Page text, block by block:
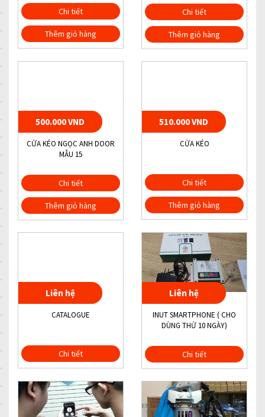
Chi tiết
Thêm giỏ hàng
Chi tiết
Thêm giỏ hàng
500.000 VND
CỬA KÉO NGỌC ANH DOOR
MẪU 15
Chi tiết
Thêm giỏ hàng
510.000 VND
CỬA KÉO
Chi tiết
Thêm giỏ hàng
Liên hệ
CATALOGUE
Chi tiết
Liên hệ
INUT SMARTPHONE ( CHO
DÙNG THỬ 10 NGÀY)
Chi tiết